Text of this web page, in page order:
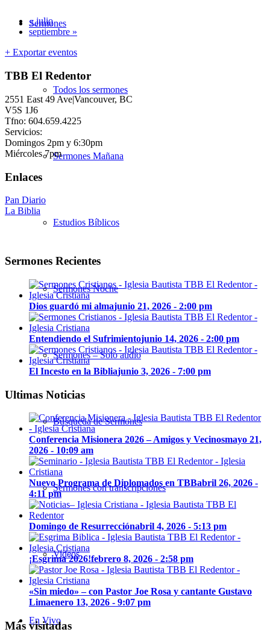
Sermones
Todos los sermones
Sermones Mañana
Estudios Bíblicos
Sermones Noche
Sermones – Solo audio
Búsqueda de Sermones
Sermones con transcripciones
Videos
En Vivo
«julio
septiembre »
+ Exportar eventos
TBB El Redentor
2551 East 49 Ave|Vancouver, BC
V5S 1J6
Tfno: 604.659.4225
Servicios:
Domingos 2pm y 6:30pm
Miércoles 7pm
Enlaces
Pan Diario
La Biblia
Sermones Recientes
Dios guardó mi almajunio 21, 2026 - 2:00 pm
Entendiendo el Sufrimientojunio 14, 2026 - 2:00 pm
El Incesto en la Bibliajunio 3, 2026 - 7:00 pm
Ultimas Noticias
Conferencia Misionera 2026 – Amigos y Vecinosmayo 21,
2026 - 10:09 am
Nuevo Programa de Diplomados en TBBabril 26, 2026 -
4:11 pm
Domingo de Resurrecciónabril 4, 2026 - 5:13 pm
¡Esgrima 2026!febrero 8, 2026 - 2:58 pm
«Sin miedo» – con Pastor Joe Rosa y cantante Gustavo
Limaenero 13, 2026 - 9:07 pm
Más visitadas